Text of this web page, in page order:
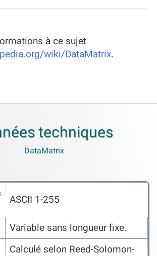
à ce sujet
wiki/DataMatrix.
techniques
DataMatrix
ASCII 1-255
Variable sans longueur fixe.
Calculé selon Reed-Solomon-